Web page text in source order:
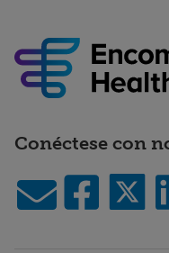
Conéctese con